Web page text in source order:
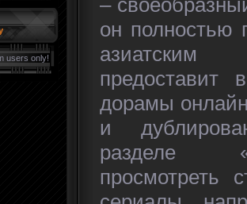
users only!
он полностью
предоставит
дорамы
и
разделе
просмотреть